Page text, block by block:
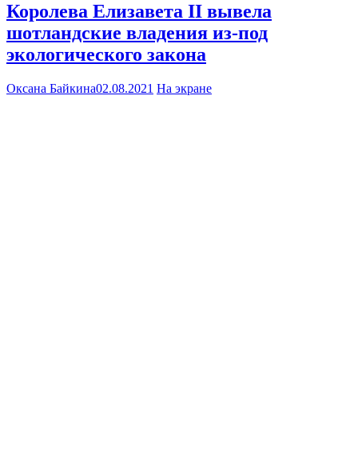
Королева Елизавета II вывела
шотландские владения из-под
экологического закона
Оксана Байкина02.08.2021 На экране